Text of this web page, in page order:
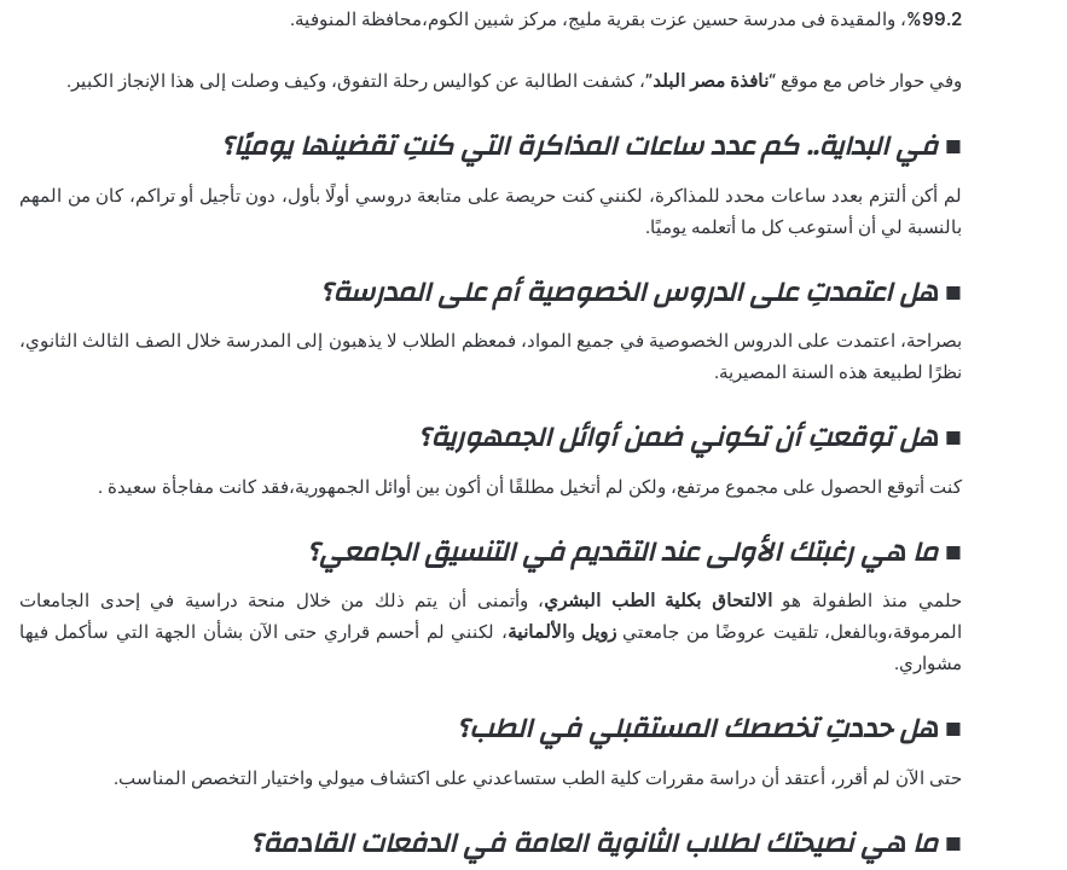
99.2%
، والمقيدة فى مدرسة حسين عزت بقرية مليج، مركز شبين الكوم،محافظة المنوفية.
وفي حوار خاص مع موقع “نافذة مصر البلد”، كشفت الطالبة عن كواليس رحلة التفوق، وكيف وصلت إلى هذا الإنجاز الكبير.
■ في البداية.. كم عدد ساعات المذاكرة التي كنتِ تقضينها يوميًا؟
لم أكن ألتزم بعدد ساعات محدد للمذاكرة، لكنني كنت حريصة على متابعة دروسي أولًا بأول، دون تأجيل أو تراكم، كان من المهم
بالنسبة لي أن أستوعب كل ما أتعلمه يوميًا.
■ هل اعتمدتِ على الدروس الخصوصية أم على المدرسة؟
بصراحة، اعتمدت على الدروس الخصوصية في جميع المواد، فمعظم الطلاب لا يذهبون إلى المدرسة خلال الصف الثالث الثانوي،
نظرًا لطبيعة هذه السنة المصيرية.
■ هل توقعتِ أن تكوني ضمن أوائل الجمهورية؟
كنت أتوقع الحصول على مجموع مرتفع، ولكن لم أتخيل مطلقًا أن أكون بين أوائل الجمهورية،فقد كانت مفاجأة سعيدة .
■ ما هي رغبتك الأولى عند التقديم في التنسيق الجامعي؟
حلمي منذ الطفولة هوالالتحاق بكلية الطب البشري، وأتمنى أن يتم ذلك من خلال منحة دراسية في إحدى الجامعات
المرموقة،وبالفعل، تلقيت عروضًا من جامعتيزويل والألمانية، لكنني لم أحسم قراري حتى الآن بشأن الجهة التي سأكمل فيها
مشواري.
■ هل حددتِ تخصصك المستقبلي في الطب؟
حتى الآن لم أقرر، أعتقد أن دراسة مقررات كلية الطب ستساعدني على اكتشاف ميولي واختيار التخصص المناسب.
■ ما هي نصيحتك لطلاب الثانوية العامة في الدفعات القادمة؟